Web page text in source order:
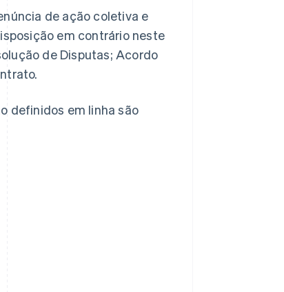
de ação coletiva e
em contrário neste
de Disputas; Acordo
definidos em linha são